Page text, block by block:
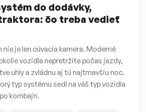
do dodávky,
čo treba vedieť
nie je len cúvacia kamera. Moderné
vozidla nepretržite počas jazdy,
uhly a zvládnu aj tú najtmavšiu noc.
typ systému sedí na váš typ vozidla
kombajn.